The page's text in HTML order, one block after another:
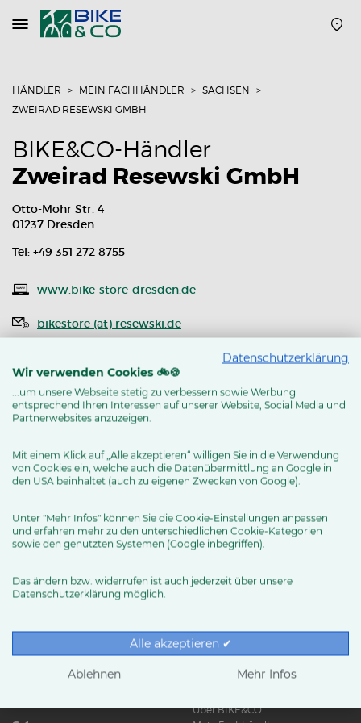
Navigation
öffnen
HÄNDLER MEIN FACHHÄNDLER
SACHSEN
ZWEIRAD RESEWSKI GMBH
BIKE&CO-Händler
Zweirad Resewski GmbH
Otto-Mohr Str. 4
01237 Dresden
Tel: +49 351 272 8755
www.bike-store-dresden.de
bikestore (at) resewski.de
MEHR ERFAHREN
News & Trends
Ratgeber
Über BIKE&CO
Datenschutzerklärung
Wir verwenden Cookies 🚲🍪
...um unsere Webseite stetig zu verbessern sowie Werbung
entsprechend Ihren Interessen auf unserer Website, Social Media und
Partnerwebsites anzuzeigen.
Mit einem Klick auf „Alle akzeptieren“ willigen Sie in die Verwendung
von Cookies ein, welche auch die Datenübermittlung an Google in
den USA beinhaltet (auch zu eigenen Zwecken von Google).
Unter "Mehr Infos" können Sie die Cookie-Einstellungen anpassen
und erfahren mehr zu den unterschiedlichen Cookie-Kategorien
sowie den genutzten Systemen (Google inbegriffen).
Das ändern bzw. widerrufen ist auch jederzeit über unsere
Datenschutzerklärung möglich.
Alle akzeptieren ✔
Ablehnen Mehr Infos